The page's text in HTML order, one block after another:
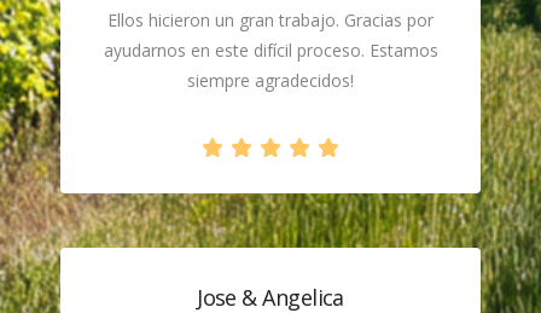
Ellos hicieron un gran trabajo. Gracias por
ayudarnos en este difícil proceso. Estamos
siempre agradecidos!
Jose & Angelica